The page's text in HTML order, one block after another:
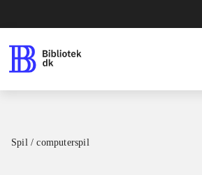
Spil / computerspil